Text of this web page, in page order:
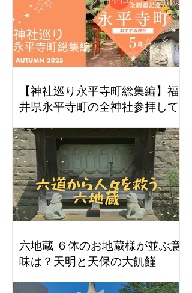
【神社巡り永平寺町総集編】福
井県永平寺町の全神社参拝して
六地蔵 ６体のお地蔵様が並ぶ意
味は？天明と天保の大飢饉